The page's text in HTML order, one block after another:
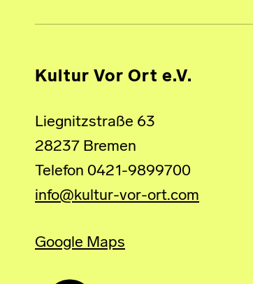
Kultur Vor Ort e.V.
Liegnitzstraße 63
28237 Bremen
Telefon 0421-9899700
info@kultur-vor-ort.com
Google Maps